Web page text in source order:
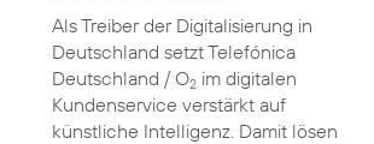
Als Treiber der Digitalisierung in
Deutschland setzt Telefónica
Deutschland / O2im digitalen
Kundenservice verstärkt auf
künstliche Intelligenz. Damit lösen